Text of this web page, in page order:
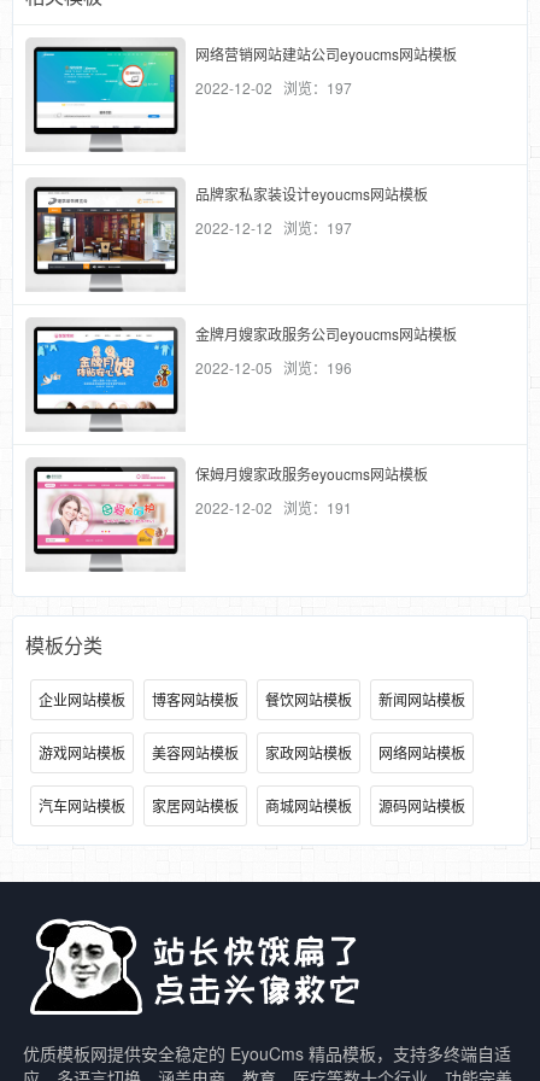
网络营销网站建站公司eyoucms网站模板
2022-12-02 浏览：197
品牌家私家装设计eyoucms网站模板
2022-12-12 浏览：197
金牌月嫂家政服务公司eyoucms网站模板
2022-12-05 浏览：196
保姆月嫂家政服务eyoucms网站模板
2022-12-02 浏览：191
模板分类
企业网站模板 博客网站模板 餐饮网站模板 新闻网站模板
游戏网站模板 美容网站模板 家政网站模板 网络网站模板
汽车网站模板 家居网站模板 商城网站模板 源码网站模板
优质模板网提供安全稳定的 EyouCms 精品模板，支持多终端自适